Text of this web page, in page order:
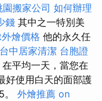
園搬家公司 如何辦理
錢 其中之一特別美
燴價格 他的永久任
台中居家清潔 台胞證
平均一天，當您在
好使用白天的面部護
。 外燴推薦 on